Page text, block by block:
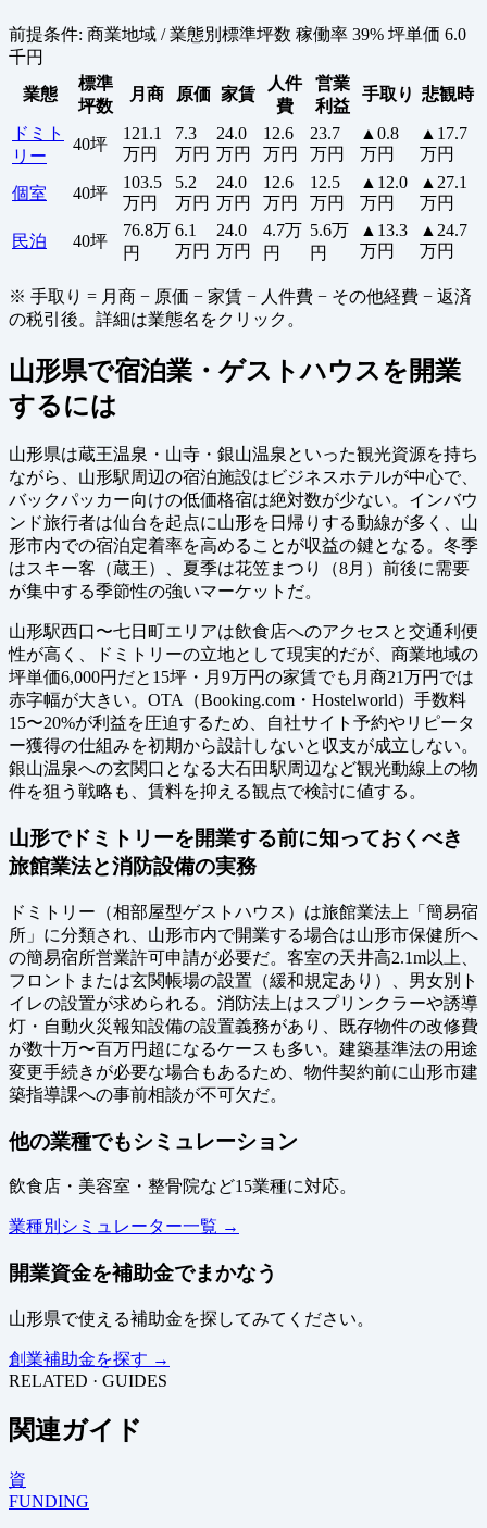
前提条件: 商業地域 / 業態別標準坪数 稼働率 39% 坪単価 6.0
千円
業態
標準
坪数
月商 原価 家賃
人件
費
営業
利益
手取り 悲観時
ドミト
リー
40坪
121.1
万円
7.3
万円
24.0
万円
12.6
万円
23.7
万円
▲0.8
万円
▲17.7
万円
個室 40坪
103.5
万円
5.2
万円
24.0
万円
12.6
万円
12.5
万円
▲12.0
万円
▲27.1
万円
民泊 40坪
76.8万
円
6.1
万円
24.0
万円
4.7万
円
5.6万
円
▲13.3
万円
▲24.7
万円
※ 手取り = 月商 − 原価 − 家賃 − 人件費 − その他経費 − 返済
の税引後。詳細は業態名をクリック。
山形県で宿泊業・ゲストハウスを開業
するには
山形県は蔵王温泉・山寺・銀山温泉といった観光資源を持ち
ながら、山形駅周辺の宿泊施設はビジネスホテルが中心で、
バックパッカー向けの低価格宿は絶対数が少ない。インバウ
ンド旅行者は仙台を起点に山形を日帰りする動線が多く、山
形市内での宿泊定着率を高めることが収益の鍵となる。冬季
はスキー客（蔵王）、夏季は花笠まつり（8月）前後に需要
が集中する季節性の強いマーケットだ。
山形駅西口〜七日町エリアは飲食店へのアクセスと交通利便
性が高く、ドミトリーの立地として現実的だが、商業地域の
坪単価6,000円だと15坪・月9万円の家賃でも月商21万円では
赤字幅が大きい。OTA（Booking.com・Hostelworld）手数料
15〜20%が利益を圧迫するため、自社サイト予約やリピータ
ー獲得の仕組みを初期から設計しないと収支が成立しない。
銀山温泉への玄関口となる大石田駅周辺など観光動線上の物
件を狙う戦略も、賃料を抑える観点で検討に値する。
山形でドミトリーを開業する前に知っておくべき
旅館業法と消防設備の実務
ドミトリー（相部屋型ゲストハウス）は旅館業法上「簡易宿
所」に分類され、山形市内で開業する場合は山形市保健所へ
の簡易宿所営業許可申請が必要だ。客室の天井高2.1m以上、
フロントまたは玄関帳場の設置（緩和規定あり）、男女別ト
イレの設置が求められる。消防法上はスプリンクラーや誘導
灯・自動火災報知設備の設置義務があり、既存物件の改修費
が数十万〜百万円超になるケースも多い。建築基準法の用途
変更手続きが必要な場合もあるため、物件契約前に山形市建
築指導課への事前相談が不可欠だ。
他の業種でもシミュレーション
飲食店・美容室・整骨院など15業種に対応。
業種別シミュレーター一覧 →
開業資金を補助金でまかなう
山形県で使える補助金を探してみてください。
創業補助金を探す →
RELATED · GUIDES
関連ガイド
資
FUNDING